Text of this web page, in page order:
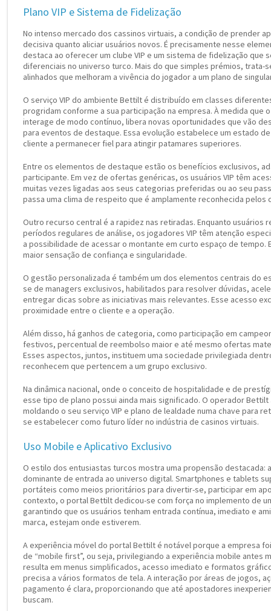
Plano VIP e Sistema de Fidelização
No intenso mercado dos cassinos virtuais, a condição de prender
decisiva quanto aliciar usuários novos. É precisamente nesse
destaca ao oferecer um clube VIP e um sistema de fidelização que
diferenciais no universo turco. Mais do que simples prémios, trata-
alinhados que melhoram a vivência do jogador a um plano de
O serviço VIP do ambiente Bettilt é distribuído em classes
progridam conforme a sua participação na empresa. À medida que
interage de modo contínuo, libera novas oportunidades que vão
para eventos de destaque. Essa evolução estabelece um estado
cliente a permanecer fiel para atingir patamares superiores.
Entre os elementos de destaque estão os benefícios exclusivos,
participante. Em vez de ofertas genéricas, os usuários VIP têm
muitas vezes ligadas aos seus categorias preferidas ou ao seu
passa uma clima de respeito que é amplamente reconhecida pelos
Outro recurso central é a rapidez nas retiradas. Enquanto usuários
períodos regulares de análise, os jogadores VIP têm atenção
a possibilidade de acessar o montante em curto espaço de tempo.
maior sensação de confiança e singularidade.
O gestão personalizada é também um dos elementos centrais do
se de managers exclusivos, habilitados para resolver dúvidas,
entregar dicas sobre as iniciativas mais relevantes. Esse acesso
proximidade entre o cliente e a operação.
Além disso, há ganhos de categoria, como participação em
festivos, percentual de reembolso maior e até mesmo ofertas
Esses aspectos, juntos, instituem uma sociedade privilegiada
reconhecem que pertencem a um grupo exclusivo.
Na dinâmica nacional, onde o conceito de hospitalidade e de
esse tipo de plano possui ainda mais significado. O operador
moldando o seu serviço VIP e plano de lealdade numa chave para
se estabelecer como futuro líder no indústria de casinos virtuais.
Uso Mobile e Aplicativo Exclusivo
O estilo dos entusiastas turcos mostra uma propensão destacada:
dominante de entrada ao universo digital. Smartphones e tablets
portáteis como meios prioritários para divertir-se, participar em
contexto, o portal Bettilt dedicou-se com força no implemento de
garantindo que os usuários tenham entrada contínua, imediato e
marca, estejam onde estiverem.
A experiência móvel do portal Bettilt é notável porque a empresa
de “mobile first”, ou seja, privilegiando a experiência mobile antes
resulta em menus simplificados, acesso imediato e formatos
precisa a vários formatos de tela. A interação por áreas de jogos,
pagamento é clara, proporcionando que até apostadores
buscam.